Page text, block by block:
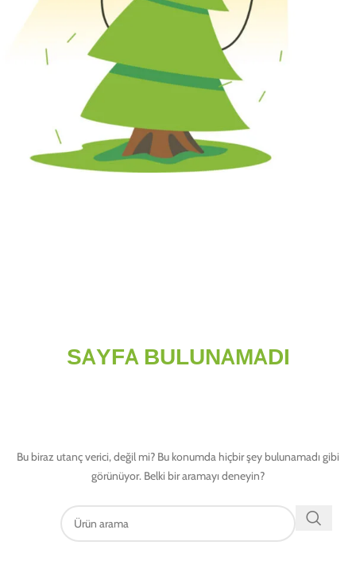
SAYFA BULUNAMADI
Bu biraz utanç verici, değil mi? Bu konumda hiçbir şey bulunamadı gibi
görünüyor. Belki bir aramayı deneyin?